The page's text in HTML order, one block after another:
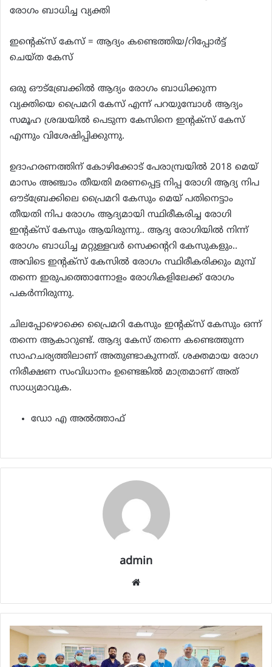
രോഗം ബാധിച്ച വ്യക്തി
ഇന്റെക്സ് കേസ് = ആദ്യം കണ്ടെത്തിയ/റിപ്പോർട്ട്
ചെയ്ത കേസ്
ഒരു ഔട്ബ്രേക്കിൽ ആദ്യം രോഗം ബാധിക്കുന്ന
വ്യക്തിയെ പ്രൈമറി കേസ് എന്ന് പറയുമ്പോൾ ആദ്യം
സമൂഹ ശ്രദ്ധയിൽ പെടുന്ന കേസിനെ ഇന്റക്സ് കേസ്
എന്നും വിശേഷിപ്പിക്കുന്നു.
ഉദാഹരണത്തിന് കോഴിക്കോട് പേരാമ്പ്രയിൽ 2018 മെയ്
മാസം അഞ്ചാം തീയതി മരണപ്പെട്ട നിപ്പ രോഗി ആദ്യ നിപ
ഔട്ബ്രേക്കിലെ പ്രൈമറി കേസും മെയ് പതിനെട്ടാം
തീയതി നിപ രോഗം ആദ്യമായി സ്ഥിരീകരിച്ച രോഗി
ഇന്റക്സ് കേസും ആയിരുന്നു.. ആദ്യ രോഗിയിൽ നിന്ന്
രോഗം ബാധിച്ച മറ്റുള്ളവർ സെക്കന്ററി കേസുകളും..
അവിടെ ഇന്റക്സ് കേസിൽ രോഗം സ്ഥിരീകരിക്കും മുമ്പ്
തന്നെ ഇരുപത്തൊന്നോളം രോഗികളിലേക്ക് രോഗം
പകർന്നിരുന്നു.
ചിലപ്പോഴൊക്കെ പ്രൈമറി കേസും ഇന്റക്സ് കേസും ഒന്ന്
തന്നെ ആകാറുണ്ട്. ആദ്യ കേസ് തന്നെ കണ്ടെത്തുന്ന
സാഹചര്യത്തിലാണ് അതുണ്ടാകുന്നത്. ശക്തമായ രോഗ
നിരീക്ഷണ സംവിധാനം ഉണ്ടെങ്കിൽ മാത്രമാണ് അത്
സാധ്യമാവുക.
ഡോ എ അൽത്താഫ്
admin